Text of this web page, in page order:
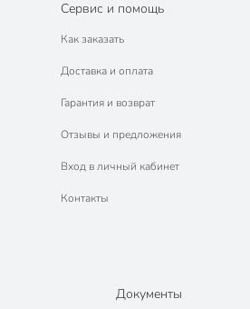
Сервис и помощь
Как заказать
Доставка и оплата
Гарантия и возврат
Отзывы и предложения
Вход в личный кабинет
Контакты
Документы